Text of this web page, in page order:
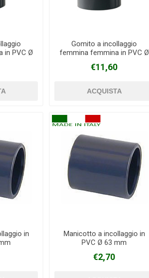
in PVC Ø
Gomito a incollaggio
femmina femmina in PVC Ø
€11,60
in
Manicotto a incollaggio in
PVC Ø 63 mm
€2,70